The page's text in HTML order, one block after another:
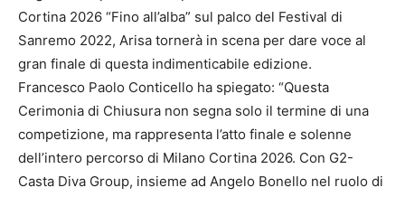
Cortina 2026 “Fino all’alba” sul palco del Festival di
Sanremo 2022, Arisa tornerà in scena per dare voce al
gran finale di questa indimenticabile edizione.
Francesco Paolo Conticello ha spiegato: “Questa
Cerimonia di Chiusura non segna solo il termine di una
competizione, ma rappresenta l’atto finale e solenne
dell’intero percorso di Milano Cortina 2026. Con G2-
Casta Diva Group, insieme ad Angelo Bonello nel ruolo di